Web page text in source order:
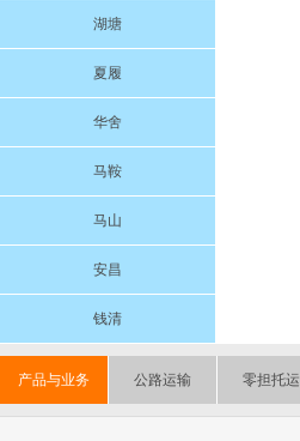
湖塘
夏履
华舍
马鞍
马山
安昌
钱清
产品与业务 公路运输 零担托运